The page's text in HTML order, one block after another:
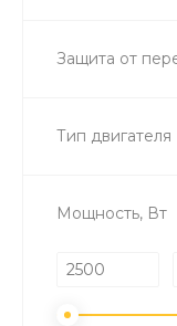
Защита от
Тип двигателя
Мощность, Вт